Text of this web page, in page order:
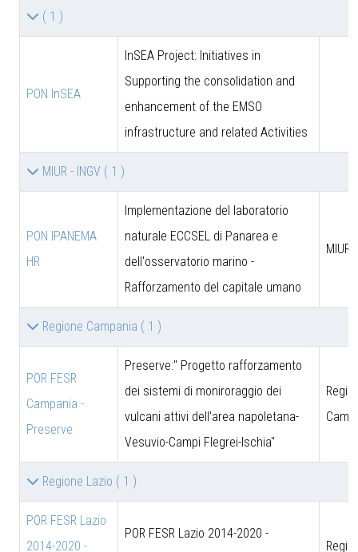
( 1 )
PON InSEA
InSEA Project: Initiatives in
Supporting the consolidation and
enhancement of the EMSO
infrastructure and related Activities
MIUR - INGV ( 1 )
PON IPANEMA
HR
Implementazione del laboratorio
naturale ECCSEL di Panarea e
dell'osservatorio marino -
Rafforzamento del capitale umano
MIUR
Regione Campania ( 1 )
POR FESR
Campania -
Preserve
Preserve:" Progetto rafforzamento
dei sistemi di moniroraggio dei
vulcani attivi dell'area napoletana-
Vesuvio-Campi Flegrei-Ischia"
Regione Lazio ( 1 )
POR FESR Lazio
2014-2020 -
POR FESR Lazio 2014-2020 -